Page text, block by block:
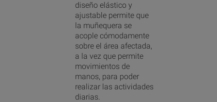
diseño elástico y
ajustable permite que
la muñequera se
acople cómodamente
sobre el área afectada,
a la vez que permite
movimientos de
manos, para poder
realizar las actividades
diarias.